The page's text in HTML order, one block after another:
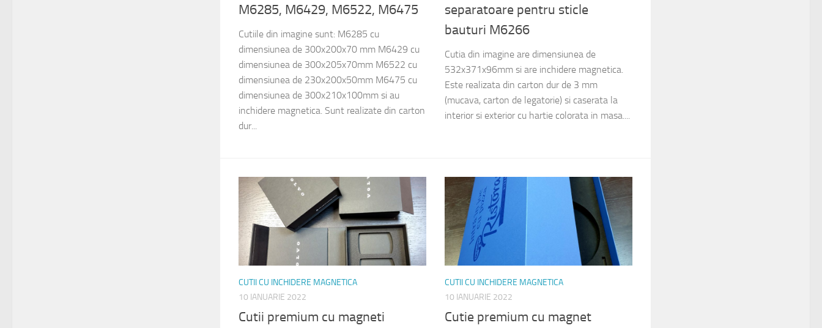
M6285, M6429, M6522, M6475
Cutiile din imagine sunt: M6285 cu
dimensiunea de 300x200x70 mm M6429 cu
dimensiunea de 300x205x70mm M6522 cu
dimensiunea de 230x200x50mm M6475 cu
dimensiunea de 300x210x100mm si au
inchidere magnetica. Sunt realizate din carton
dur...
separatoare pentru sticle
bauturi M6266
Cutia din imagine are dimensiunea de
532x371x96mm si are inchidere magnetica.
Este realizata din carton dur de 3 mm
(mucava, carton de legatorie) si caserata la
interior si exterior cu hartie colorata in masa....
CUTII CU INCHIDERE MAGNETICA
10 IANUARIE 2022
Cutii premium cu magneti
CUTII CU INCHIDERE MAGNETICA
10 IANUARIE 2022
Cutie premium cu magnet